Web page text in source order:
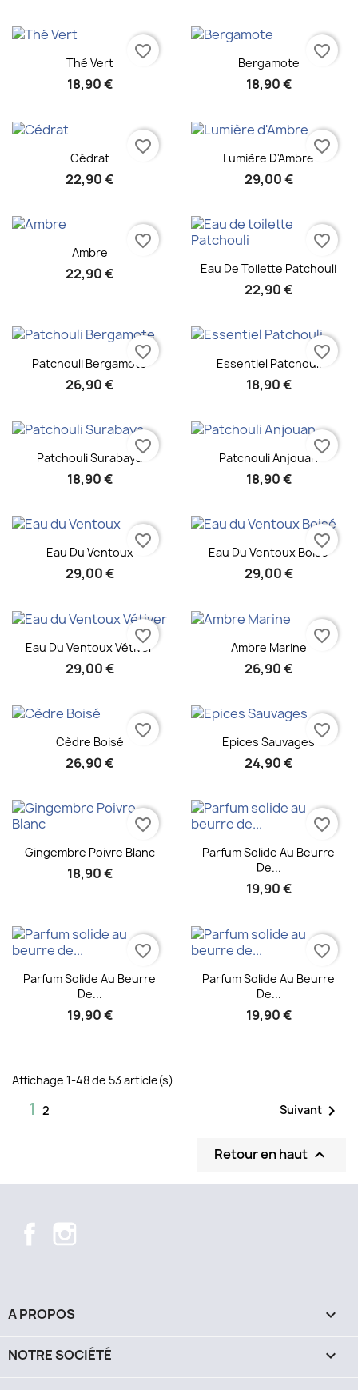
Aperçu rapide
Thé Vert
18,90 €
favorite_border Aperçu rapide
Bergamote
18,90 €
favorite_border
Aperçu rapide
Cédrat
22,90 €
favorite_border Aperçu rapide
Lumière D'Ambre
29,00 €
favorite_border
Aperçu rapide
Ambre
22,90 €
favorite_border
Aperçu rapide
Eau De Toilette Patchouli
22,90 €
favorite_border
Aperçu rapide
Patchouli Bergamote
26,90 €
favorite_border Aperçu rapide
Essentiel Patchouli
18,90 €
favorite_border
Aperçu rapide
Patchouli Surabaya
18,90 €
favorite_border Aperçu rapide
Patchouli Anjouan
18,90 €
favorite_border
Aperçu rapide
Eau Du Ventoux
29,00 €
favorite_border Aperçu rapide
Eau Du Ventoux Boisé
29,00 €
favorite_border
Aperçu rapide
Eau Du Ventoux Vétiver
29,00 €
favorite_border Aperçu rapide
Ambre Marine
26,90 €
favorite_border
Aperçu rapide
Cèdre Boisé
26,90 €
favorite_border Aperçu rapide
Epices Sauvages
24,90 €
favorite_border
Aperçu rapide
Gingembre Poivre Blanc
18,90 €
favorite_border
Aperçu rapide
Parfum Solide Au Beurre
De...
19,90 €
favorite_border
Aperçu rapide
Parfum Solide Au Beurre
De...
19,90 €
favorite_border
Aperçu rapide
Parfum Solide Au Beurre
De...
19,90 €
favorite_border
Affichage 1-48 de 53 article(s)
1 2 Suivant 
Retour en haut 
Facebook
A PROPOS 
NOTRE SOCIÉTÉ 